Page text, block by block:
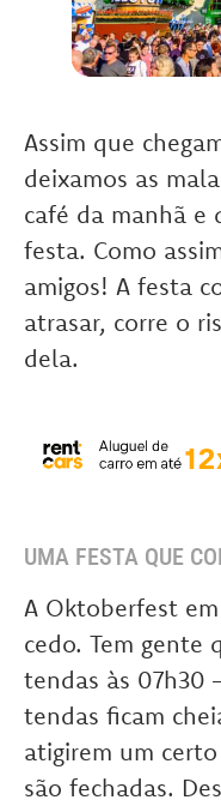
Assim que
deixamos as
café da manhã e
festa. Como
amigos! A festa
atrasar, corre o
dela.
UMA FESTA QUE
A Oktoberfest
cedo. Tem gente
tendas às 07h30
tendas ficam
atigirem um
são fechadas.